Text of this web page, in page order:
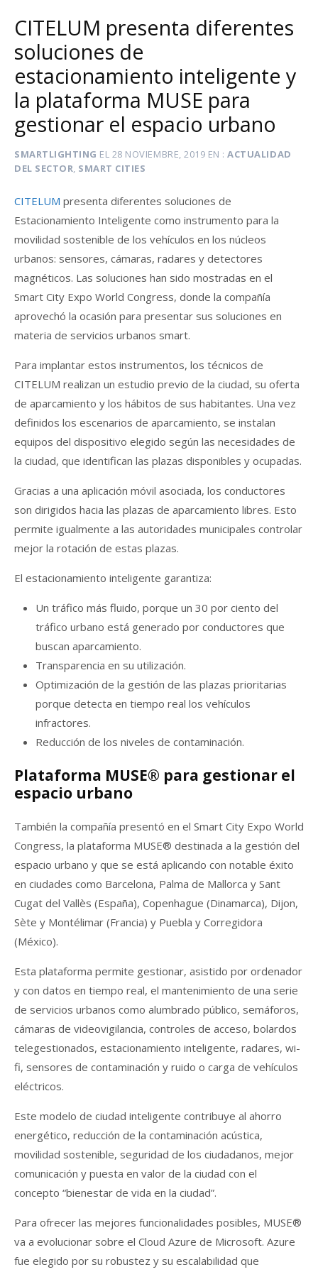
CITELUM presenta diferentes
soluciones de
estacionamiento inteligente y
la plataforma MUSE para
gestionar el espacio urbano
SMARTLIGHTING EL 28 NOVIEMBRE, 2019 EN
ACTUALIDAD
DEL SECTOR, SMART CITIES
CITELUM presenta diferentes soluciones de
Estacionamiento Inteligente como instrumento para la
movilidad sostenible de los vehículos en los núcleos
urbanos: sensores, cámaras, radares y detectores
magnéticos. Las soluciones han sido mostradas en el
Smart City Expo World Congress, donde la compañía
aprovechó la ocasión para presentar sus soluciones en
materia de servicios urbanos smart.
Para implantar estos instrumentos, los técnicos de
CITELUM realizan un estudio previo de la ciudad, su oferta
de aparcamiento y los hábitos de sus habitantes. Una vez
definidos los escenarios de aparcamiento, se instalan
equipos del dispositivo elegido según las necesidades de
la ciudad, que identifican las plazas disponibles y ocupadas.
Gracias a una aplicación móvil asociada, los conductores
son dirigidos hacia las plazas de aparcamiento libres. Esto
permite igualmente a las autoridades municipales controlar
mejor la rotación de estas plazas.
El estacionamiento inteligente garantiza:
Un tráfico más fluido, porque un 30 por ciento del
tráfico urbano está generado por conductores que
buscan aparcamiento.
Transparencia en su utilización.
Optimización de la gestión de las plazas prioritarias
porque detecta en tiempo real los vehículos
infractores.
Reducción de los niveles de contaminación.
Plataforma MUSE® para gestionar el
espacio urbano
También la compañía presentó en el Smart City Expo World
Congress, la plataforma MUSE® destinada a la gestión del
espacio urbano y que se está aplicando con notable éxito
en ciudades como Barcelona, Palma de Mallorca y Sant
Cugat del Vallès (España), Copenhague (Dinamarca), Dijon,
Sète y Montélimar (Francia) y Puebla y Corregidora
(México).
Esta plataforma permite gestionar, asistido por ordenador
y con datos en tiempo real, el mantenimiento de una serie
de servicios urbanos como alumbrado público, semáforos,
cámaras de videovigilancia, controles de acceso, bolardos
telegestionados, estacionamiento inteligente, radares, wi-
fi, sensores de contaminación y ruido o carga de vehículos
eléctricos.
Este modelo de ciudad inteligente contribuye al ahorro
energético, reducción de la contaminación acústica,
movilidad sostenible, seguridad de los ciudadanos, mejor
comunicación y puesta en valor de la ciudad con el
concepto “bienestar de vida en la ciudad”.
Para ofrecer las mejores funcionalidades posibles, MUSE®
va a evolucionar sobre el Cloud Azure de Microsoft. Azure
fue elegido por su robustez y su escalabilidad que